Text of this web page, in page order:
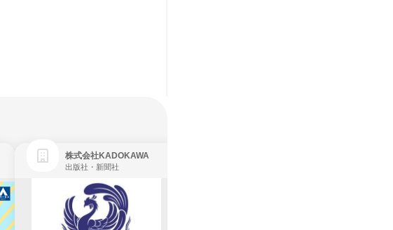
株式会社KADOKAWA
出版社・新聞社